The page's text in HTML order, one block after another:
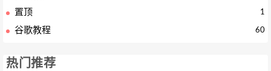
置顶 1
谷歌教程 60
热门推荐